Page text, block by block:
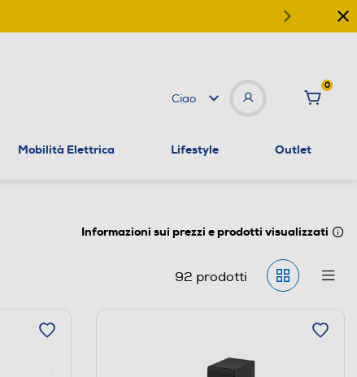
Ciao
0
Mobilità Elettrica Lifestyle Outlet
Informazioni sui prezzi e prodotti visualizzati
92 prodotti